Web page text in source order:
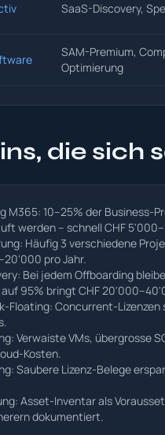
SaaS-Discovery,
SAM-Premium,
Optimierung
die sich
M365: 10–25% der Business-
werden – schnell CHF
Häufig 3 verschiedene
pro Jahr.
Bei jedem Offboarding
95% bringt CHF
Floating: Concurrent-
Verwaiste VMs, übergrosse
Kosten.
Saubere Lizenz-Belege
Asset-Inventar als
dokumentiert.